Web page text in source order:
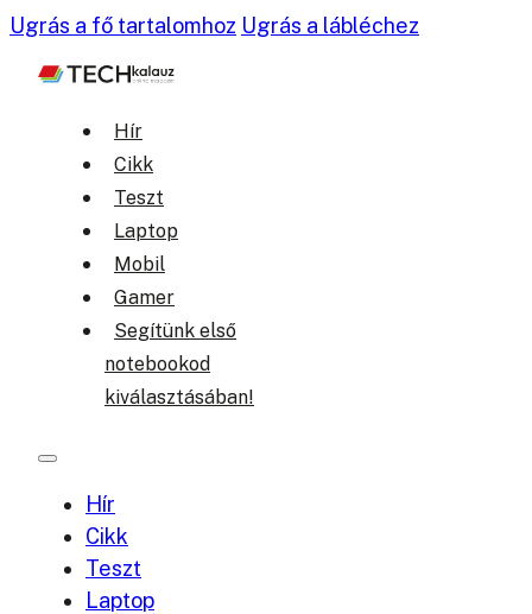
Ugrás a fő tartalomhoz Ugrás a lábléchez
Hír
Cikk
Teszt
Laptop
Mobil
Gamer
Segítünk első
notebookod
kiválasztásában!
Hír
Cikk
Teszt
Laptop